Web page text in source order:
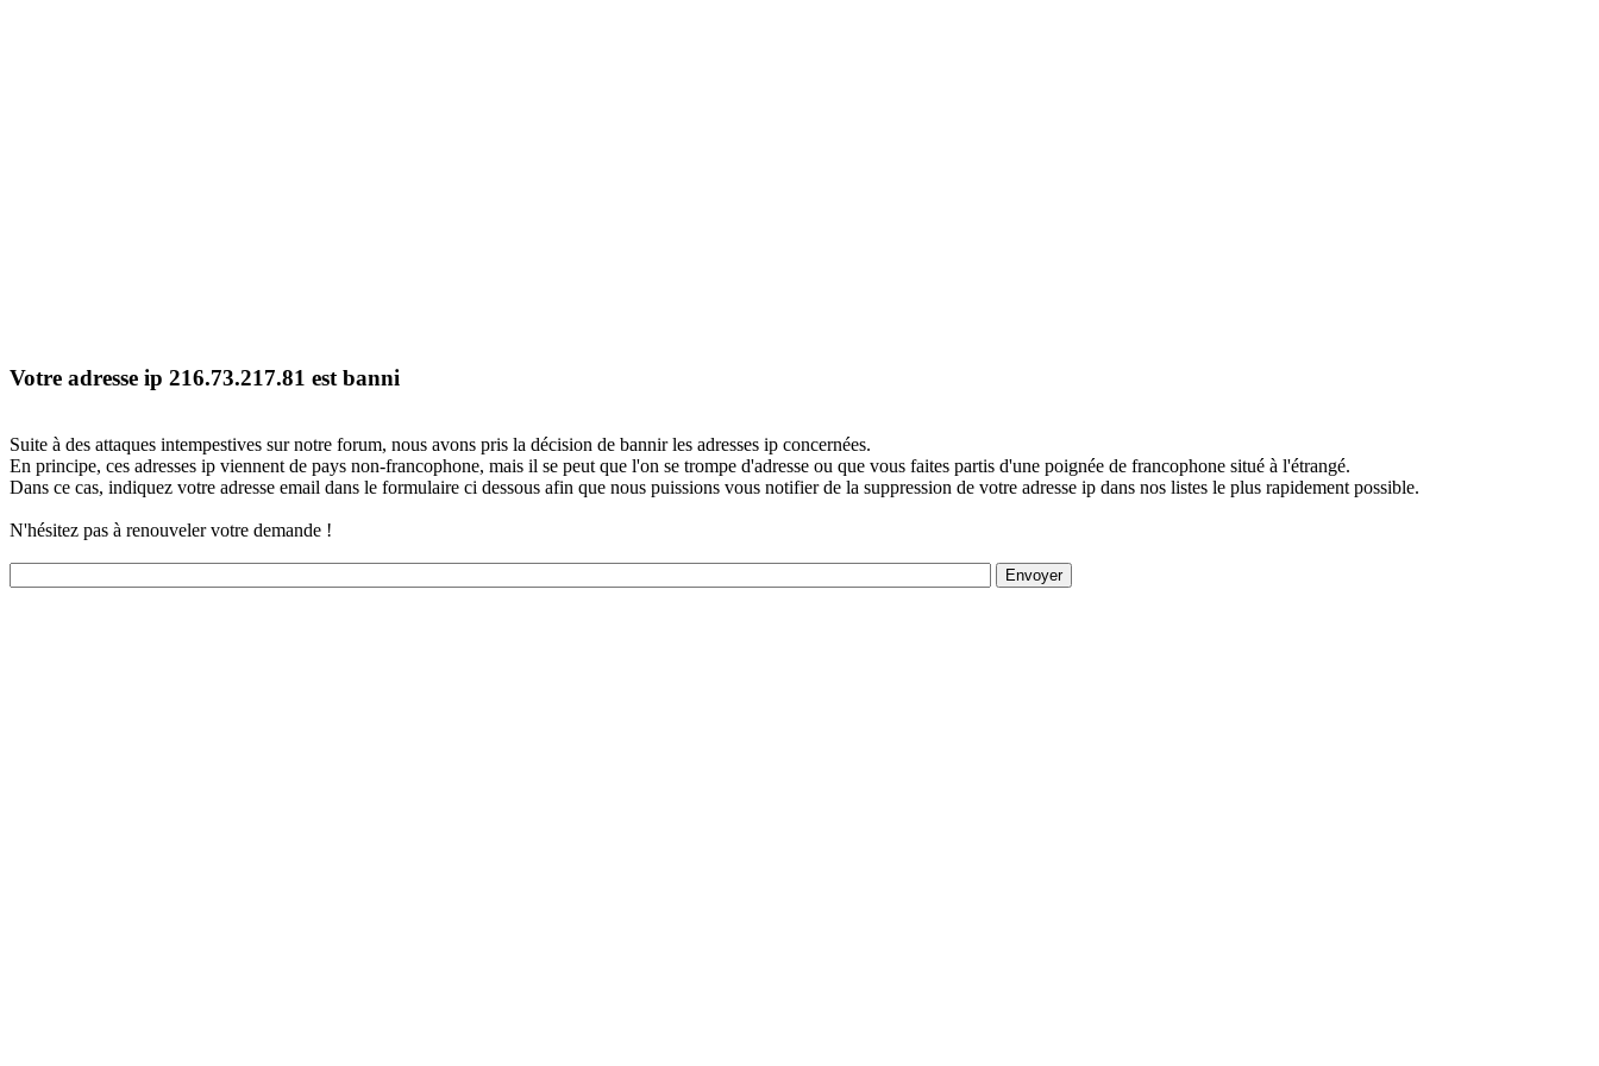
Votre adresse ip 216.73.217.81 est banni
Suite à des attaques intempestives sur notre forum, nous avons pris la décision de bannir les adresses ip concernées.
En principe, ces adresses ip viennent de pays non-francophone, mais il se peut que l'on se trompe d'adresse ou que vous faites partis d'une poignée de francophone situé à l'étrangé.
Dans ce cas, indiquez votre adresse email dans le formulaire ci dessous afin que nous puissions vous notifier de la suppression de votre adresse ip dans nos listes le plus rapidement possible.
N'hésitez pas à renouveler votre demande !